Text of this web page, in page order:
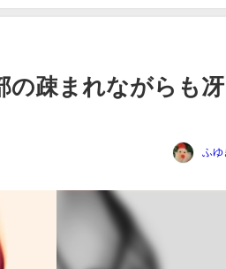
の疎まれながらも冴
ふゆ